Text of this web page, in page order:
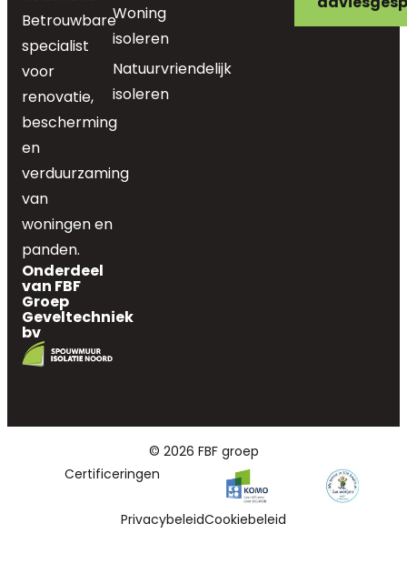
Betrouwbare
specialist
voor
renovatie,
bescherming
en
verduurzaming
van
woningen en
panden.
Onderdeel
van FBF
Groep
Geveltechniek
bv
Woning
isoleren
Natuurvriendelijk
isoleren
© 2026 FBF groep
Certificeringen
PrivacybeleidCookiebeleid